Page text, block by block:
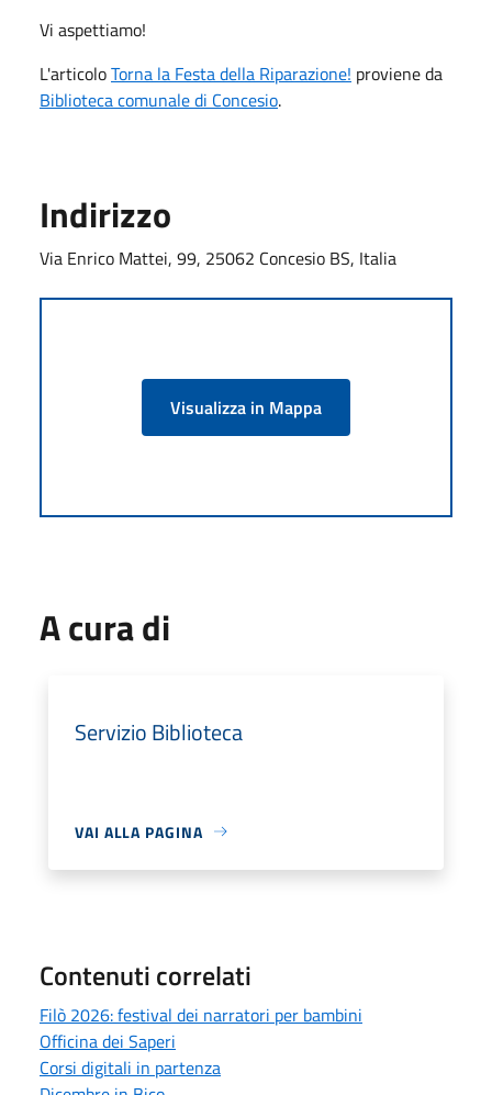
Vi aspettiamo!
L'articoloTorna la Festa della Riparazione! proviene da
Biblioteca comunale di Concesio.
Indirizzo
Via Enrico Mattei, 99, 25062 Concesio BS, Italia
Visualizza in Mappa
A cura di
Servizio Biblioteca
VAI ALLA PAGINA
Contenuti correlati
Filò 2026: festival dei narratori per bambini
Officina dei Saperi
Corsi digitali in partenza